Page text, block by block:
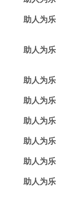
助人为乐
助人为乐
助人为乐
助人为乐
助人为乐
助人为乐
助人为乐
助人为乐